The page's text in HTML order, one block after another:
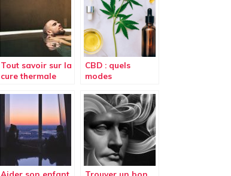
Tout savoir sur la
cure thermale
CBD : quels
modes
?
Aider son enfant
Trouver un bon